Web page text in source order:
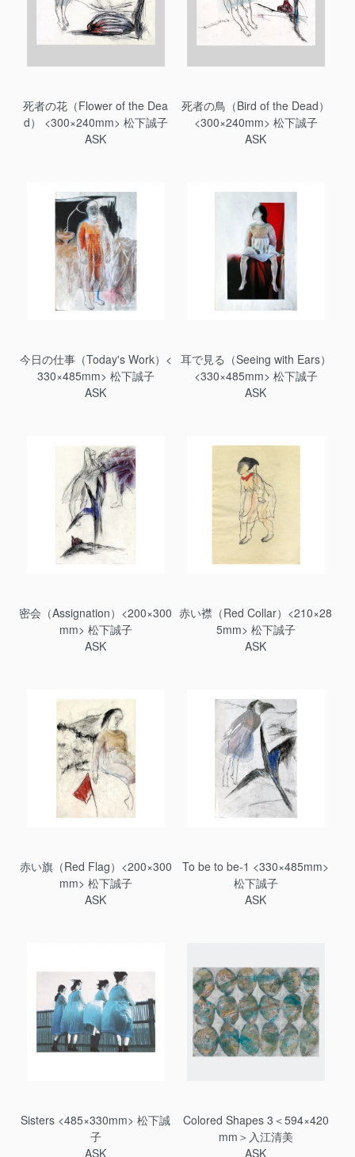
死者の花（Flower of the Dea
d） <300×240mm> 松下誠子
ASK
死者の鳥（Bird of the Dead）
<300×240mm> 松下誠子
ASK
今日の仕事（Today's Work）<
330×485mm> 松下誠子
ASK
耳で見る（Seeing with Ears）
<330×485mm> 松下誠子
ASK
密会（Assignation）<200×300
mm> 松下誠子
ASK
赤い襟（Red Collar）<210×28
5mm> 松下誠子
ASK
赤い旗（Red Flag）<200×300
mm> 松下誠子
ASK
To be to be-1 <330×485mm>
松下誠子
ASK
Sisters <485×330mm> 松下誠
子
ASK
Colored Shapes 3＜594×420
mm＞入江清美
ASK